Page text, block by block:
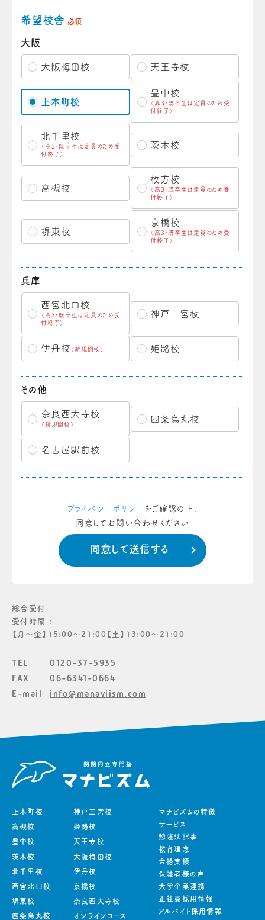
希望校舎 必須
大阪
大阪梅田校 天王寺校
上本町校
豊中校
（高3・既卒生は定員のため受
付終了）
北千里校
（高3・既卒生は定員のため受
付終了）
茨木校
高槻校
枚方校
（高3・既卒生は定員のため受
付終了）
堺東校
京橋校
（高3・既卒生は定員のため受
付終了）
兵庫
西宮北口校
（高3・既卒生は定員のため受
付終了）
神戸三宮校
伊丹校 （新規開校） 姫路校
その他
奈良西大寺校
（新規開校）
四条烏丸校
名古屋駅前校
プライバシーポリシー をご確認の上、
同意してお問い合わせください
総合受付
受付時間 :
【月〜金】15:00〜21:00【土】13:00〜21:00
TEL
0120-37-5935
FAX
06-6341-0664
E-mail
info@manaviism.com
上本町校
高槻校
豊中校
茨木校
北千里校
西宮北口校
堺東校
四条烏丸校
神戸三宮校
姫路校
天王寺校
大阪梅田校
伊丹校
京橋校
奈良西大寺校
オンラインコース
マナビズムの特徴
サービス
勉強法記事
教育理念
合格実績
保護者様の声
大学企業連携
正社員採用情報
アルバイト採用情報